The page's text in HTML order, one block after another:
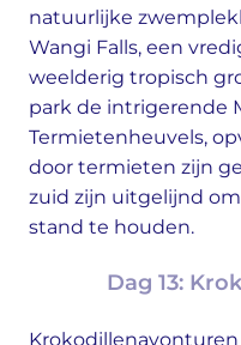
natuurlijke
Wangi Falls, een
weelderig tropisch
park de intrigerende
Termietenheuvels,
door termieten zijn
zuid zijn uitgelijnd
stand te houden.
Dag 13: